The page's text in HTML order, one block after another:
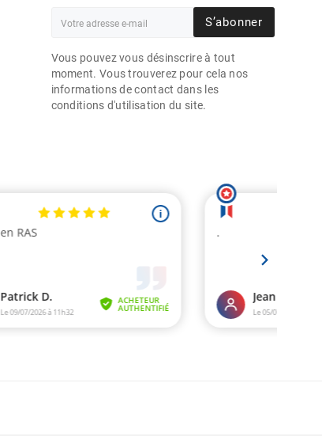
S’abonner
Vous pouvez vous désinscrire à tout
moment. Vous trouverez pour cela nos
informations de contact dans les
conditions d'utilisation du site.